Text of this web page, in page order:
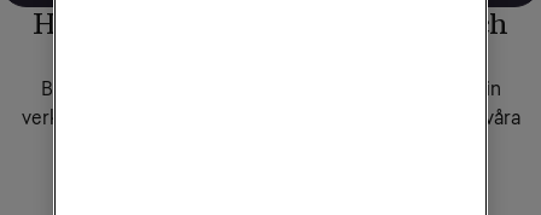
Har du frågor om våra tjänster och
Behöver du rådgivning för att hitta rätt lösning för din
verksamhet? Boka tid för möte med säljare i någon av våra